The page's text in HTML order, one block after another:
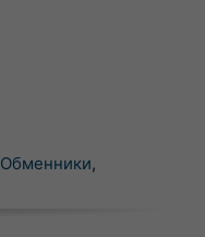
Обменники,